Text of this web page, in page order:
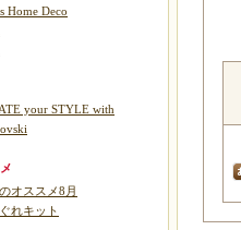
Home Deco
your STYLE with
オススメ8月
れキット